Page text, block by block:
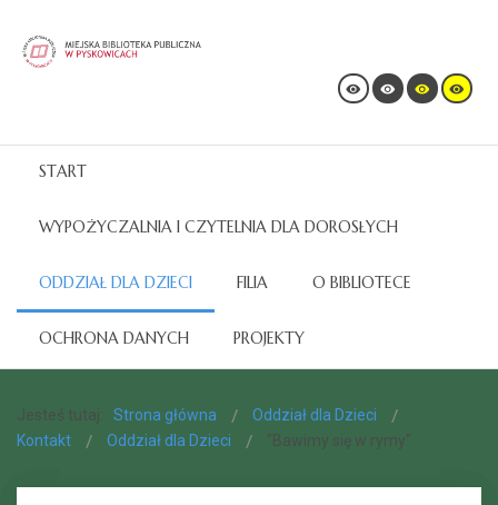
START
WYPOŻYCZALNIA I CZYTELNIA DLA DOROSŁYCH
ODDZIAŁ DLA DZIECI FILIA O BIBLIOTECE
OCHRONA DANYCH PROJEKTY
Jesteś tutaj: Strona główna
Oddział dla Dzieci
Kontakt
Oddział dla Dzieci "Bawimy się w rymy"